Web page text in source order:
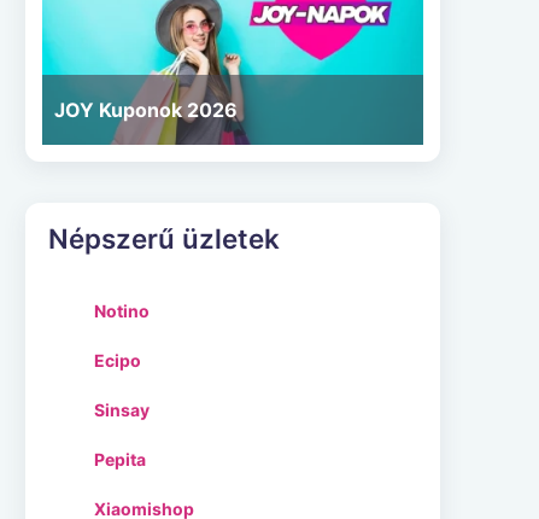
JOY Kuponok 2026
Népszerű üzletek
Notino
Ecipo
Sinsay
Pepita
Xiaomishop